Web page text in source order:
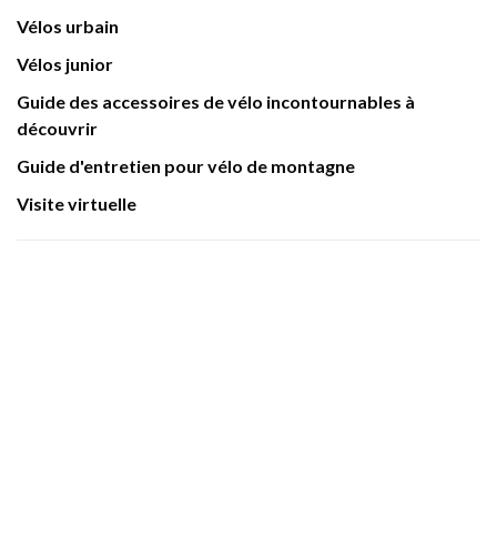
Vélos urbain
Vélos junior
Guide des accessoires de vélo incontournables à
découvrir
Guide d'entretien pour vélo de montagne
Visite virtuelle